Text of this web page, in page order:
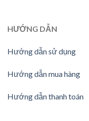
HƯỚNG DẪN
Hướng dẫn sử dụng
Hướng dẫn mua hàng
Hướng dẫn thanh toán